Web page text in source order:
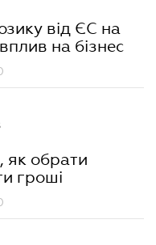
від ЄС на
на бізнес
як обрати
гроші